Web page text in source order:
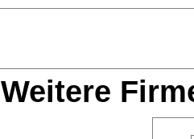
Weitere